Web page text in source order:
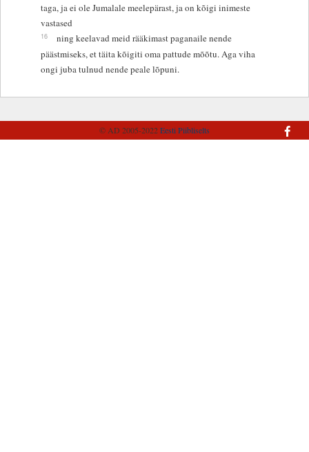
taga, ja ei ole Jumalale meelepärast, ja on kõigi inimeste
vastased
16
ning keelavad meid rääkimast paganaile nende
päästmiseks, et täita kõigiti oma pattude mõõtu. Aga viha
ongi juba tulnud nende peale lõpuni.
© AD 2005-2022Eesti Piibliselts